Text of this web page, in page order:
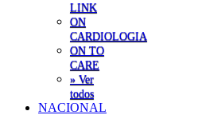
LINK
ON
CARDIOLOGIA
ON TO
CARE
» Ver
todos
NACIONAL